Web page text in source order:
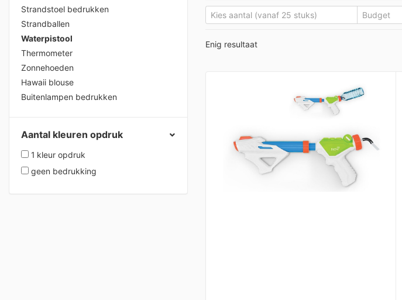
Strandstoel bedrukken
Strandballen
Waterpistool
Thermometer
Zonnehoeden
Hawaii blouse
Buitenlampen bedrukken
Aantal kleuren opdruk
1 kleur opdruk
geen bedrukking
Enig resultaat